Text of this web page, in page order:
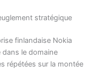
stratégique
finlandaise Nokia
dans le domaine
répétées sur la montée